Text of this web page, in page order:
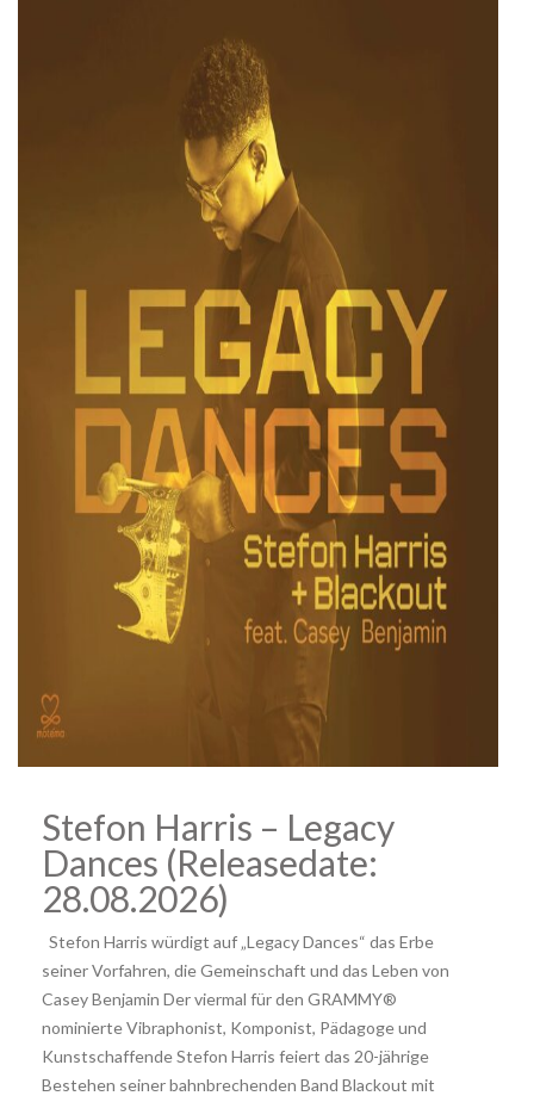
Stefon Harris – Legacy
Dances (Releasedate:
28.08.2026)
Stefon Harris würdigt auf „Legacy Dances“ das Erbe
seiner Vorfahren, die Gemeinschaft und das Leben von
Casey Benjamin Der viermal für den GRAMMY®
nominierte Vibraphonist, Komponist, Pädagoge und
Kunstschaffende Stefon Harris feiert das 20-jährige
Bestehen seiner bahnbrechenden Band Blackout mit